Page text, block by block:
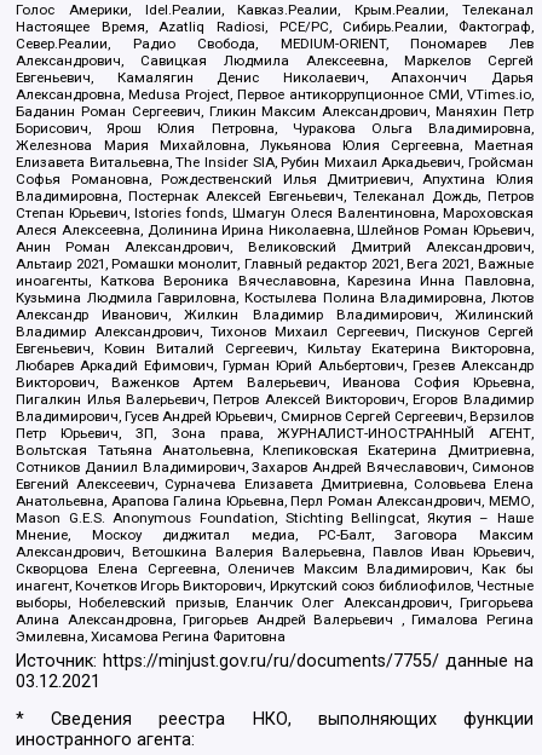
Голос Америки, Idel.Реалии, Кавказ.Реалии, Крым.Реалии, Телеканал
Настоящее Время, Azatliq Radiosi, PCE/PC, Сибирь.Реалии, Фактограф,
Север.Реалии, Радио Свобода, MEDIUM-ORIENT, Пономарев Лев
Александрович, Савицкая Людмила Алексеевна, Маркелов Сергей
Евгеньевич, Камалягин Денис Николаевич, Апахончич Дарья
Александровна, Medusa Project, Первое антикоррупционное СМИ, VTimes.io,
Баданин Роман Сергеевич, Гликин Максим Александрович, Маняхин Петр
Борисович, Ярош Юлия Петровна, Чуракова Ольга Владимировна,
Железнова Мария Михайловна, Лукьянова Юлия Сергеевна, Маетная
Елизавета Витальевна, The Insider SIA, Рубин Михаил Аркадьевич, Гройсман
Софья Романовна, Рождественский Илья Дмитриевич, Апухтина Юлия
Владимировна, Постернак Алексей Евгеньевич, Телеканал Дождь, Петров
Степан Юрьевич, Istories fonds, Шмагун Олеся Валентиновна, Мароховская
Алеся Алексеевна, Долинина Ирина Николаевна, Шлейнов Роман Юрьевич,
Анин Роман Александрович, Великовский Дмитрий Александрович,
Альтаир 2021, Ромашки монолит, Главный редактор 2021, Вега 2021, Важные
иноагенты, Каткова Вероника Вячеславовна, Карезина Инна Павловна,
Кузьмина Людмила Гавриловна, Костылева Полина Владимировна, Лютов
Александр Иванович, Жилкин Владимир Владимирович, Жилинский
Владимир Александрович, Тихонов Михаил Сергеевич, Пискунов Сергей
Евгеньевич, Ковин Виталий Сергеевич, Кильтау Екатерина Викторовна,
Любарев Аркадий Ефимович, Гурман Юрий Альбертович, Грезев Александр
Викторович, Важенков Артем Валерьевич, Иванова София Юрьевна,
Пигалкин Илья Валерьевич, Петров Алексей Викторович, Егоров Владимир
Владимирович, Гусев Андрей Юрьевич, Смирнов Сергей Сергеевич, Верзилов
Петр Юрьевич, ЗП, Зона права, ЖУРНАЛИСТ-ИНОСТРАННЫЙ АГЕНТ,
Вольтская Татьяна Анатольевна, Клепиковская Екатерина Дмитриевна,
Сотников Даниил Владимирович, Захаров Андрей Вячеславович, Симонов
Евгений Алексеевич, Сурначева Елизавета Дмитриевна, Соловьева Елена
Анатольевна, Арапова Галина Юрьевна, Перл Роман Александрович, МЕМО,
Mason G.E.S. Anonymous Foundation, Stichting Bellingcat, Якутия – Наше
Мнение, Москоу диджитал медиа, РС-Балт, Заговора Максим
Александрович, Ветошкина Валерия Валерьевна, Павлов Иван Юрьевич,
Скворцова Елена Сергеевна, Оленичев Максим Владимирович, Как бы
инагент, Кочетков Игорь Викторович, Иркутский союз библиофилов, Честные
выборы, Нобелевский призыв, Еланчик Олег Александрович, Григорьева
Алина Александровна, Григорьев Андрей Валерьевич , Гималова Регина
Эмилевна, Хисамова Регина Фаритовна
Источник: https://minjust.gov.ru/ru/documents/7755/ данные на
03.12.2021
* Сведения реестра НКО, выполняющих функции
иностранного агента: